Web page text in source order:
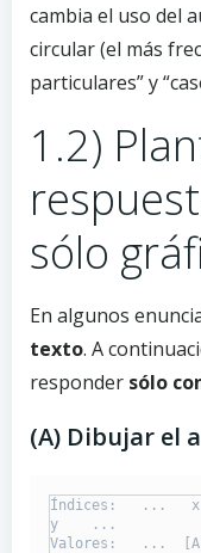
cambia el uso del
circular (el más
particulares” y
1.2)
sólo
En algunos
texto. A
responder sólo
(A) Dibujar el
Índices:   ...
y    ...
Valores:   ...